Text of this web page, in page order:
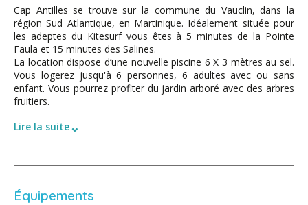
Cap Antilles se trouve sur la commune du Vauclin, dans la
région Sud Atlantique, en Martinique. Idéalement située pour
les adeptes du Kitesurf vous êtes à 5 minutes de la Pointe
Faula et 15 minutes des Salines.
La location dispose d’une nouvelle piscine 6 X 3 mètres au sel.
Vous logerez jusqu'à 6 personnes, 6 adultes avec ou sans
enfant. Vous pourrez profiter du jardin arboré avec des arbres
fruitiers.
Lire la suite⌄
Équipements